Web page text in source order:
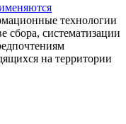
технологии
сбора, систематизации
на территории